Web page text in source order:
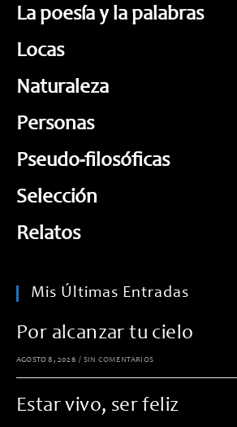
La poesía y la palabras
Locas
Naturaleza
Personas
Pseudo-filosóficas
Selección
Relatos
Mis Últimas Entradas
Por alcanzar tu cielo
AGOSTO 8, 2026 / SIN COMENTARIOS
Estar vivo, ser feliz